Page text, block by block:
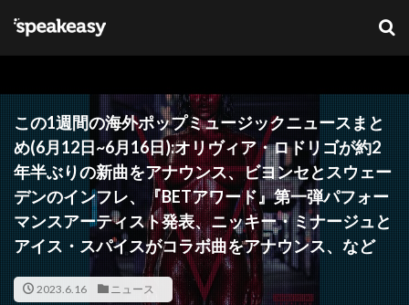
この1週間の海外ポップミュージックニュースまと
め(6月12日~6月16日):オリヴィア・ロドリゴが約2
年半ぶりの新曲をアナウンス、ビヨンセとスウェー
デンのインフレ、『BETアワード』第一弾パフォー
マンスアーティスト発表、ニッキー・ミナージュと
アイス・スパイスがコラボ曲をアナウンス、など
2023.6.16 ニュース
カテゴリー
タグ
Lana Del Ray NFT ブリットアウォーズ
検索